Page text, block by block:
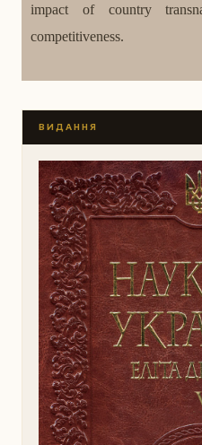
impact of country
competitiveness.
ВИДАННЯ